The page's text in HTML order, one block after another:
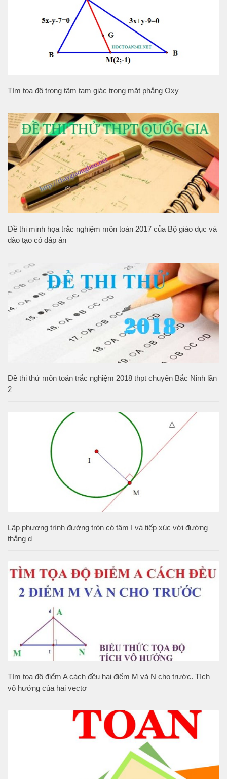
Tìm tọa độ trọng tâm tam giác trong mặt phẳng Oxy
Đề thi minh họa trắc nghiệm môn toán 2017 của Bộ giáo dục và
đào tạo có đáp án
Đề thi thử môn toán trắc nghiệm 2018 thpt chuyên Bắc Ninh lần
2
Lập phương trình đường tròn có tâm I và tiếp xúc với đường
thẳng d
Tìm tọa độ điểm A cách đều hai điểm M và N cho trước. Tích
vô hướng của hai vectơ